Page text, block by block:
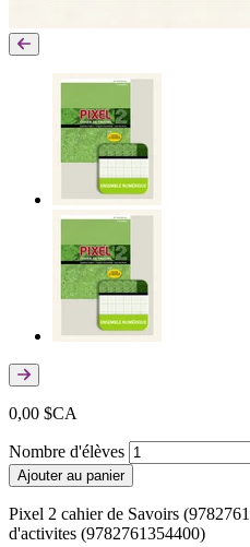
0,00 $CA
Nombre d'élèves
Ajouter au panier
Pixel 2 cahier de Savoirs
d'activites (9782761354400)